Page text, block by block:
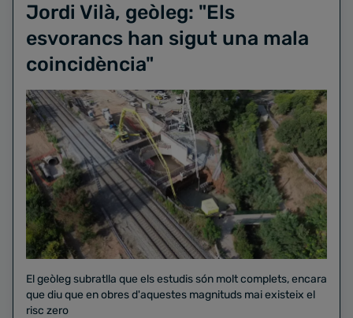
Jordi Vilà, geòleg: "Els
esvorancs han sigut una mala
coincidència"
El geòleg subratlla que els estudis són molt complets, encara
que diu que en obres d'aquestes magnituds mai existeix el
risc zero